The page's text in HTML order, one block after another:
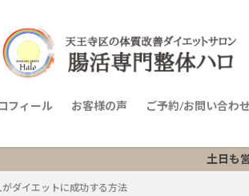
フィール お客様の声 ご予約/お問い合わ
土日も営業しておりま
ダイエットに成功する方法